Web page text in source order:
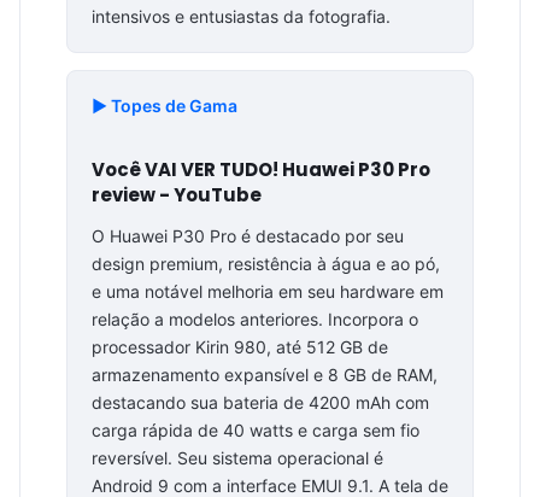
intensivos e entusiastas da fotografia.
▶️ Topes de Gama
Você VAI VER TUDO! Huawei P30 Pro
review - YouTube
O Huawei P30 Pro é destacado por seu
design premium, resistência à água e ao pó,
e uma notável melhoria em seu hardware em
relação a modelos anteriores. Incorpora o
processador Kirin 980, até 512 GB de
armazenamento expansível e 8 GB de RAM,
destacando sua bateria de 4200 mAh com
carga rápida de 40 watts e carga sem fio
reversível. Seu sistema operacional é
Android 9 com a interface EMUI 9.1. A tela de